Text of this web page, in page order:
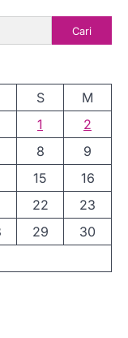
Cari
S
M
1
2
8
9
15
16
22
23
29
30